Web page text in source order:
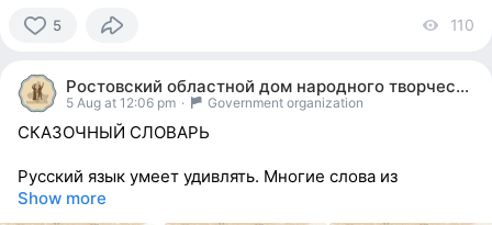
5
people
reacted
110
Ростовский областной дом народного творчества
5 Aug at 12:06 pm · Government organization
СКАЗОЧНЫЙ СЛОВАРЬ
Русский язык умеет удивлять. Многие слова из
Show more